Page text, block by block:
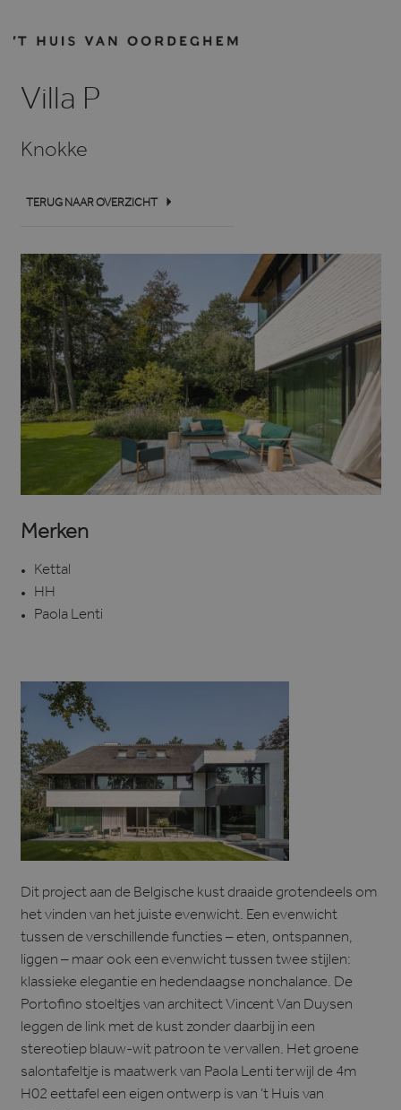
Villa P
Knokke
TERUG NAAR OVERZICHT
Merken
Kettal
HH
Paola Lenti
Dit project aan de Belgische kust draaide grotendeels om
het vinden van het juiste evenwicht. Een evenwicht
tussen de verschillende functies – eten, ontspannen,
liggen – maar ook een evenwicht tussen twee stijlen:
klassieke elegantie en hedendaagse nonchalance. De
Portofino stoeltjes van architect Vincent Van Duysen
leggen de link met de kust zonder daarbij in een
stereotiep blauw-wit patroon te vervallen. Het groene
salontafeltje is maatwerk van Paola Lenti terwijl de 4m
H02 eettafel een eigen ontwerp is van ’t Huis van